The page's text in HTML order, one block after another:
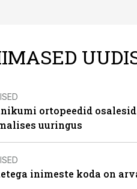
ortopeedid
uuringus
inimeste koda on